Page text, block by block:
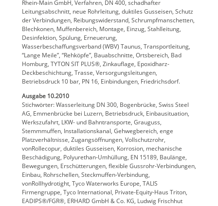
Rhein-Main GmbH, Verfahren, DN 400, schadhafter
Leitungsabschnitt, neue Rohrleitung, duktiles Gusseisen, Schutz
der Verbindungen, Reibungswiderstand, Schrumpfmanschetten,
Blechkonen, Muffenbereich, Montage, Einzug, Stahlleitung,
Desinfektion, Spülung, Erneuerung,
Wasserbeschaffungsverband (WBV) Taunus, Transportleitung,
“Lange Meile”, “Rehköpfe”, Bauabschnitte, Ortsbereich, Bad
Homburg, TYTON SIT PLUS®, Zinkauflage, Epoxidharz-
Deckbeschichtung, Trasse, Versorgungsleitungen,
Betriebsdruck 10 bar, PN 16, Einbindungen, Friedrichsdorf.
Ausgabe 10.2010
Stichwörter: Wasserleitung DN 300, Bogenbrücke, Swiss Steel
AG, Emmenbrücke bei Luzern, Betriebsdruck, Einbausituation,
Werkszufahrt, LKW- und Bahntransporte, Grauguss,
Stemmmuffen, Installationskanal, Gehwegbereich, enge
Platzverhältnisse, Zugangsöffnungen, Vollschutzrohr,
vonRollecopur, duktiles Gusseisen, Korrosion, mechanische
Beschädigung, Polyurethan-Umhüllung, EN 15189, Baulänge,
Bewegungen, Erschütterungen, flexible Gussrohr-Verbindungen,
Einbau, Rohrschellen, Steckmuffen-Verbindung,
vonRollhydrotight, Tyco Waterworks Europe, TALIS
Firmengruppe, Tyco International, Private-Equity-Haus Triton,
EADIPS®/FGR®, ERHARD GmbH & Co. KG, Ludwig Frischhut